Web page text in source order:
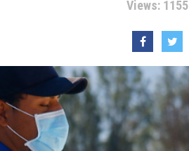
Views: 1155